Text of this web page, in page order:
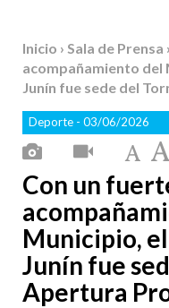
Inicio › Sala de Prensa
acompañamiento del
Junín fue sede del
Deporte - 03/06/2026
Con un
Municipio,
Junín fue
Apertura